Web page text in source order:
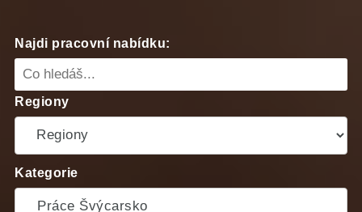
Najdi pracovní nabídku:
Regiony
Kategorie